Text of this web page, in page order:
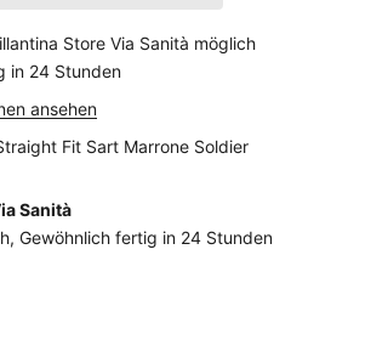
Store Via Sanità möglich
in 24 Stunden
ansehen
Fit Sart Marrone Soldier
Sanità
Gewöhnlich fertig in 24 Stunden